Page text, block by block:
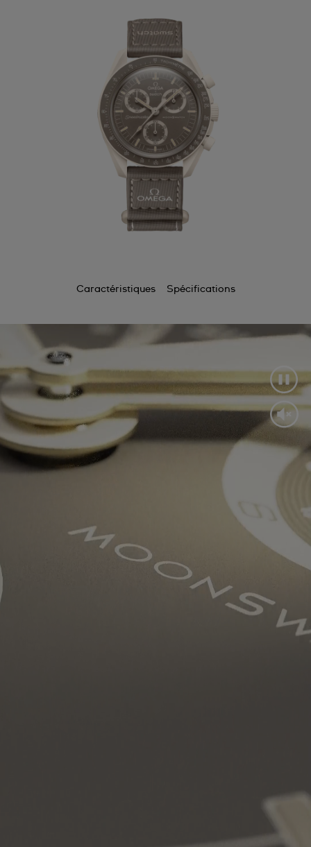
Caractéristiques Spécifications